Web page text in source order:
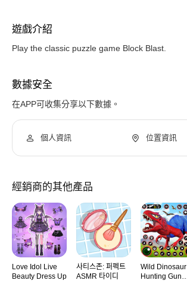
遊戲介紹
Play the classic puzzle game Block Blast.
數據安全
在APP可收集分享以下數據。
個人資訊 位置資訊
經銷商的其他產品
Love Idol Live
Beauty Dress Up
사티스존: 퍼펙트
ASMR 타이디
Wild Dinosaur
Hunting Gun